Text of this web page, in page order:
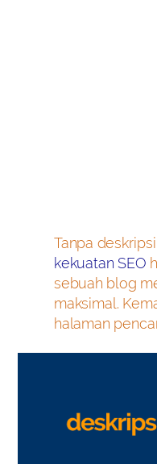
Tanpa
kekuatan SEO
sebuah blog
maksimal.
halaman